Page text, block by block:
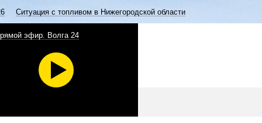
Ситуация с топливом в Нижегородской области
эфир. Волга 24